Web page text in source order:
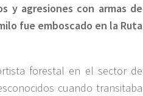
y agresiones con armas de
fue emboscado en la Ruta
forestal en el sector de
cuando transitaba